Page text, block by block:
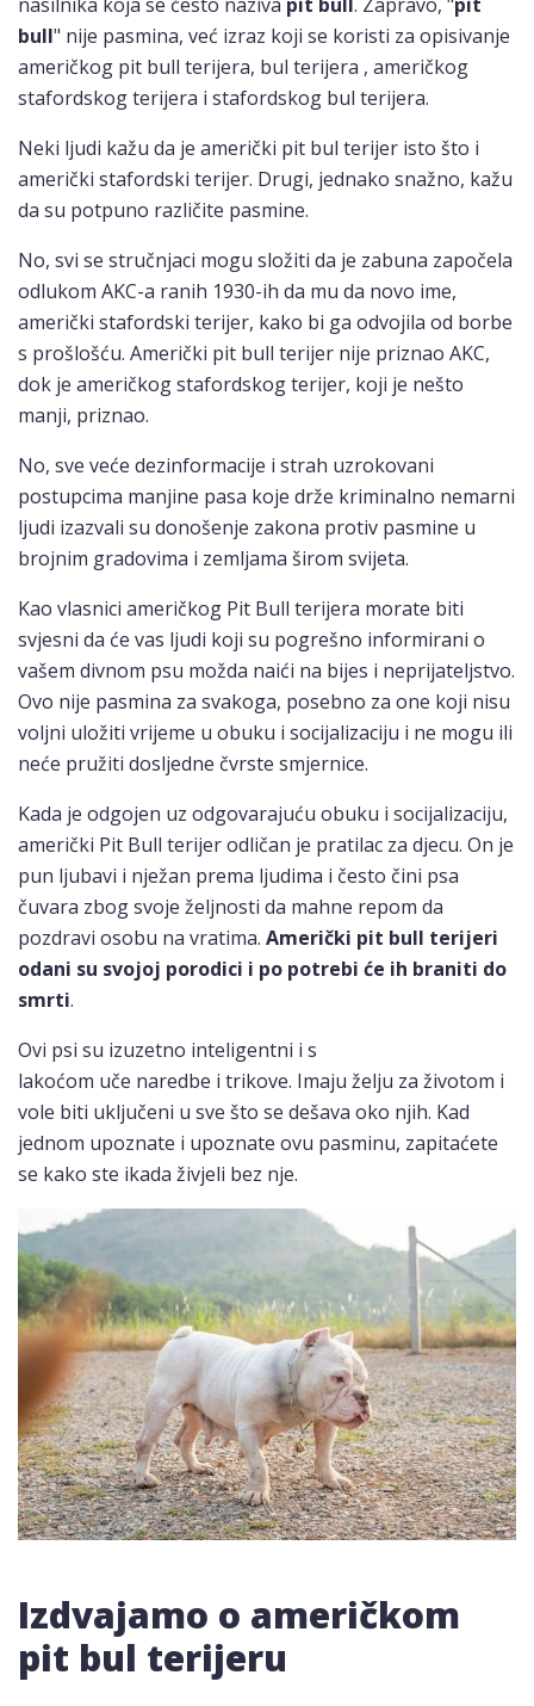
bull" nije pasmina, već izraz koji se koristi za opisivanje
američkog pit bull terijera, bul terijera , američkog
stafordskog terijera i stafordskog bul terijera.
Neki ljudi kažu da je američki pit bul terijer isto što i
američki stafordski terijer. Drugi, jednako snažno, kažu
da su potpuno različite pasmine.
No, svi se stručnjaci mogu složiti da je zabuna započela
odlukom AKC-a ranih 1930-ih da mu da novo ime,
američki stafordski terijer, kako bi ga odvojila od borbe
s prošlošću. Američki pit bull terijer nije priznao AKC,
dok je američkog stafordskog terijer, koji je nešto
manji, priznao.
No, sve veće dezinformacije i strah uzrokovani
postupcima manjine pasa koje drže kriminalno nemarni
ljudi izazvali su donošenje zakona protiv pasmine u
brojnim gradovima i zemljama širom svijeta.
Kao vlasnici američkog Pit Bull terijera morate biti
svjesni da će vas ljudi koji su pogrešno informirani o
vašem divnom psu možda naići na bijes i neprijateljstvo.
Ovo nije pasmina za svakoga, posebno za one koji nisu
voljni uložiti vrijeme u obuku i socijalizaciju i ne mogu ili
neće pružiti dosljedne čvrste smjernice.
Kada je odgojen uz odgovarajuću obuku i socijalizaciju,
američki Pit Bull terijer odličan je pratilac za djecu. On je
pun ljubavi i nježan prema ljudima i često čini psa
čuvara zbog svoje željnosti da mahne repom da
pozdravi osobu na vratima. Američki pit bull terijeri
odani su svojoj porodici i po potrebi će ih braniti do
smrti.
Ovi psi su izuzetno inteligentni i s
lakoćom uče naredbe i trikove. Imaju želju za životom i
vole biti uključeni u sve što se dešava oko njih. Kad
jednom upoznate i upoznate ovu pasminu, zapitaćete
se kako ste ikada živjeli bez nje.
Izdvajamo o američkom
pit bul terijeru